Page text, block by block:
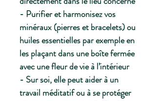
- Purifier et harmonisez vos
minéraux (pierres et bracelets) ou
huiles essentielles par exemple en
les plaçant dans une boîte fermée
avec une fleur de vie à l’intérieur
- Sur soi, elle peut aider à un
travail méditatif ou à se protéger